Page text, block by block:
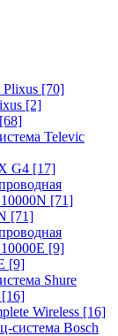
Plixus [70]
[2]
[68]
Televic
G4 [17]
[71]
[71]
[9]
[9]
Shure
[16]
Wireless [16]
система Bosch